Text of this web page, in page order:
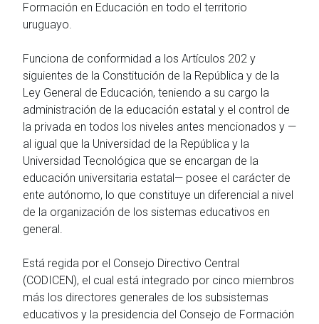
Formación en Educación en todo el territorio
uruguayo.
Funciona de conformidad a los Artículos 202 y
siguientes de la Constitución de la República y de la
Ley General de Educación, teniendo a su cargo la
administración de la educación estatal y el control de
la privada en todos los niveles antes mencionados y —
al igual que la Universidad de la República y la
Universidad Tecnológica que se encargan de la
educación universitaria estatal— posee el carácter de
ente autónomo, lo que constituye un diferencial a nivel
de la organización de los sistemas educativos en
general.
Está regida por el Consejo Directivo Central
(CODICEN), el cual está integrado por cinco miembros
más los directores generales de los subsistemas
educativos y la presidencia del Consejo de Formación